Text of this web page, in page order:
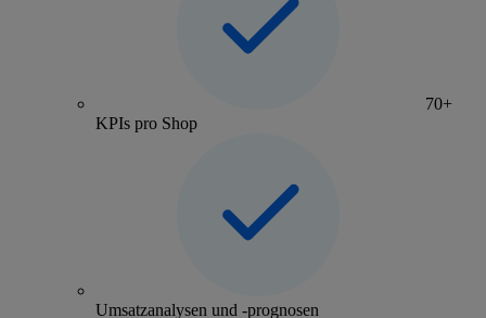
70+
KPIs pro Shop
Umsatzanalysen und -prognosen